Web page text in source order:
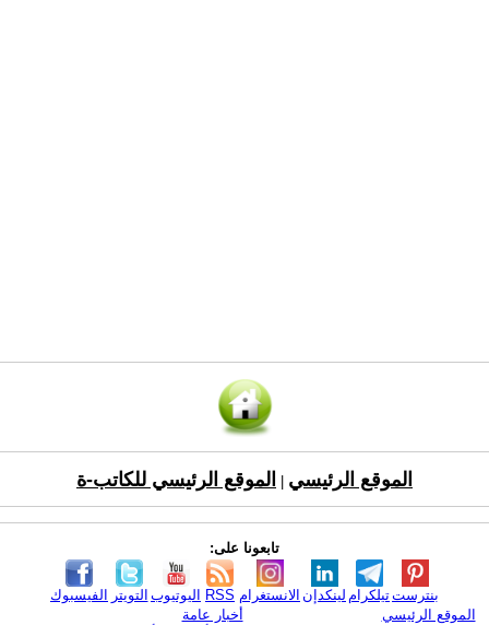
الموقع الرئيسي الموقع الرئيسي للكاتب-ة
تابعونا على:
الفيسبوك التويتر اليوتيوب RSS الانستغرام لينكدإن تيلكرامبنترست
الموقع الرئيسي
أخبار عامة